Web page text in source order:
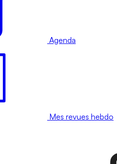
Agenda
Mes revues hebdo